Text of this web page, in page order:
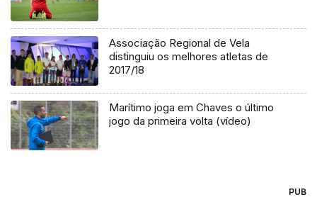
Associação Regional de Vela
distinguiu os melhores atletas de
2017/18
Marítimo joga em Chaves o último
jogo da primeira volta (vídeo)
PUB